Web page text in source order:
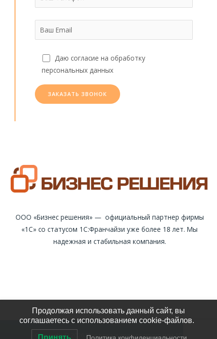
Даю согласие на обработку
персональных данных
ООО «Бизнес решения» — официальный партнер фирмы
«1С» со статусом 1С:Франчайзи уже более 18 лет. Мы
надежная и стабильная компания.
Copyright © 2026 Продажа и аренда программ 1С
Продолжая использовать данный сайт, вы
соглашаетесь с использованием cookie-файлов.
Принять